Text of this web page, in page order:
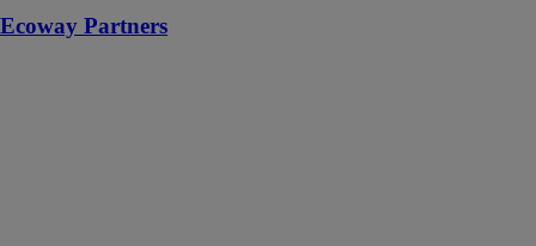
Ecoway Partners